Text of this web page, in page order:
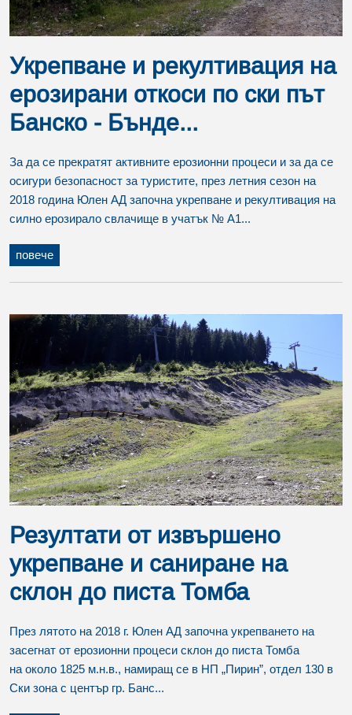
Укрепване и рекултивация на
ерозирани откоси по ски път
Банско - Бънде...
За да се прекратят активните ерозионни процеси и за да се
осигури безопасност за туристите, през летния сезон на
2018 година Юлен АД започна укрепване и рекултивация на
силно ерозирало свлачище в учатък № А1...
повече
Резултати от извършено
укрепване и саниране на
склон до писта Томба
През лятото на 2018 г. Юлен АД започна укрепването на
засегнат от ерозионни процеси склон до писта Томба
на около 1825 м.н.в., намиращ се в НП „Пирин”, отдел 130 в
Ски зона с център гр. Банс...